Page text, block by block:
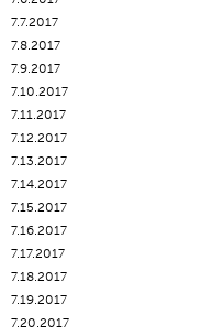
7.7.2017
7.8.2017
7.9.2017
7.10.2017
7.11.2017
7.12.2017
7.13.2017
7.14.2017
7.15.2017
7.16.2017
7.17.2017
7.18.2017
7.19.2017
7.20.2017